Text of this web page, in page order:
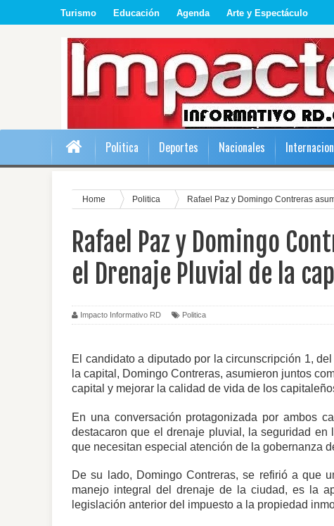
Turismo Educación Agenda Arte y Espectáculo
Politica Deportes Nacionales
Home Politica Rafael Paz y Domingo Contreras
Rafael Paz y Domingo
el Drenaje Pluvial de la
Impacto Informativo RD Politica
El candidato a diputado por la circunscripción 1,
la capital, Domingo Contreras, asumieron juntos
capital y mejorar la calidad de vida de los
En una conversación protagonizada por ambos
destacaron que el drenaje pluvial, la seguridad
que necesitan especial atención de la gobernanza
De su lado, Domingo Contreras, se refirió a que
manejo integral del drenaje de la ciudad, es la
legislación anterior del impuesto a la propiedad